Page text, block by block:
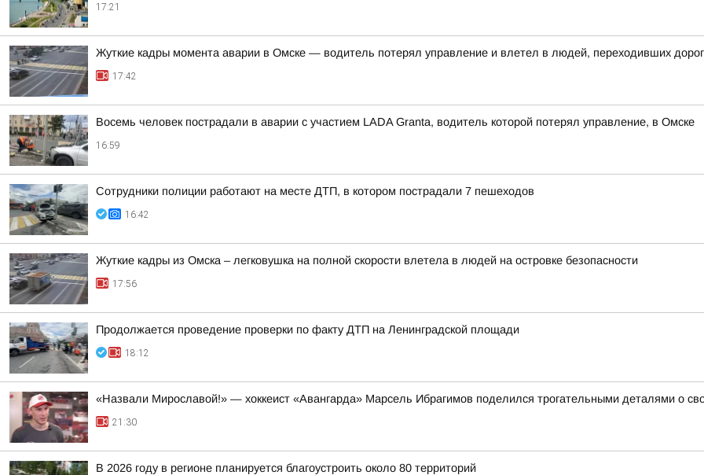
17:21
Жуткие кадры момента аварии в Омске — водитель потерял управление и влетел в людей, переходивших
17:42
Восемь человек пострадали в аварии с участием LADA Granta, водитель которой потерял управление, в Омске
16:59
Сотрудники полиции работают на месте ДТП, в котором пострадали 7 пешеходов
16:42
Жуткие кадры из Омска – легковушка на полной скорости влетела в людей на островке безопасности
17:56
Продолжается проведение проверки по факту ДТП на Ленинградской площади
18:12
«Назвали Мирославой!» — хоккеист «Авангарда» Марсель Ибрагимов поделился трогательными деталями о
21:30
В 2026 году в регионе планируется благоустроить около 80 территорий